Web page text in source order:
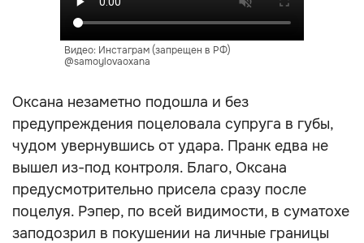
Видео: Инстаграм (запрещен в РФ)
@samoylovaoxana
Оксана незаметно подошла и без
предупреждения поцеловала супруга в губы,
чудом увернувшись от удара. Пранк едва не
вышел из-под контроля. Благо, Оксана
предусмотрительно присела сразу после
поцелуя. Рэпер, по всей видимости, в суматохе
заподозрил в покушении на личные границы